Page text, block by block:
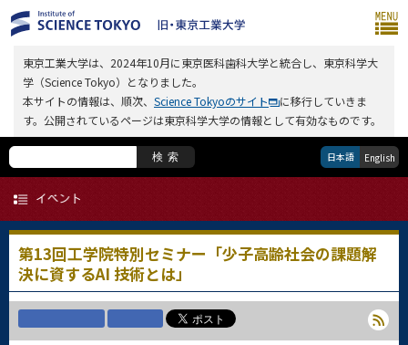
東京工業大学は、2024年10月に東京医科歯科大学と統合し、東京科学大
学（Science Tokyo）となりました。
本サイトの情報は、順次、 Science Tokyoのサイト
に移行していきま
す。公開されているページは東京科学大学の情報として有効なものです。
検索 日本語 English
第13回工学院特別セミナー「少子高齢社会の課題解
決に資するAI 技術とは」